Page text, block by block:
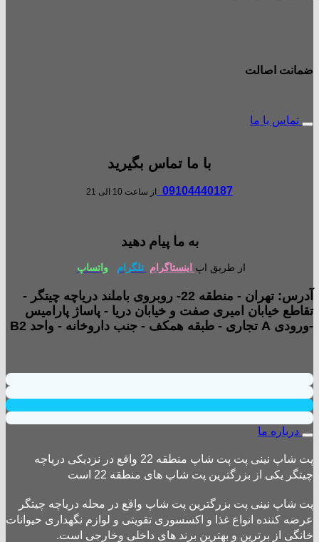
ضمانت اصالت
تماس با ما
با ما تماس بگیرید
09104440187 از ساعت 10 الی 21
به ما پیام دهید
از طریق اپ اینستاگرام تلگرام واتساپ
آدرس: تهران - منطقه 22- روبروی باملند دریاچه چیتگر -
تقاطع خیابان امیری صفت و خیابان دریا - پاساژ پارامیس
-ورودی A تجاری - طبقه همکف - جنب داروخانه - واحد B2
درباره ما
پت شاپ نینی پت پت شاپ منطقه 22 واقع در نزدیکی دریاچه
چیتگر یکی از بزرگترین پت شاپ های منطقه 22 است
پت شاپ نینی پت بزرگترین پت شاپ واقع در محله دریاچه چیتگر
عرضه کننده انواع غذا و اکسسوری تقویتی و لوازم نگهداری حیوانات
خانگی از برترین و بهترین برند های داخلی وخارجی است.